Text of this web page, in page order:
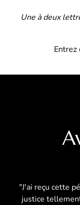
Une à deux
Entrez
"J'ai reçu cette
justice